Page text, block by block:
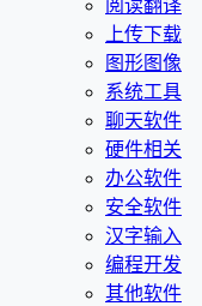
阅读翻译
上传下载
图形图像
系统工具
聊天软件
硬件相关
办公软件
安全软件
汉字输入
编程开发
其他软件